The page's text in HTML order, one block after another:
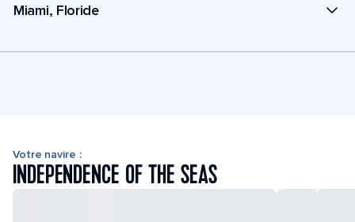
Miami, Floride
Votre navire :
INDEPENDENCE OF THE SEAS